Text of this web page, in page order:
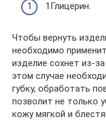
1Глицерин.
Чтобы вернуть
необходимо
изделие сохнет из-
этом случае
губку, обработать
позволит не только
кожу мягкой и